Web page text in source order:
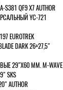
QF9 X7 AUTHOR
YC-721
EUROTREK
DARK 26+27,5"
29"Х60 ММ. M-WAVE
SKS
AUTHOR